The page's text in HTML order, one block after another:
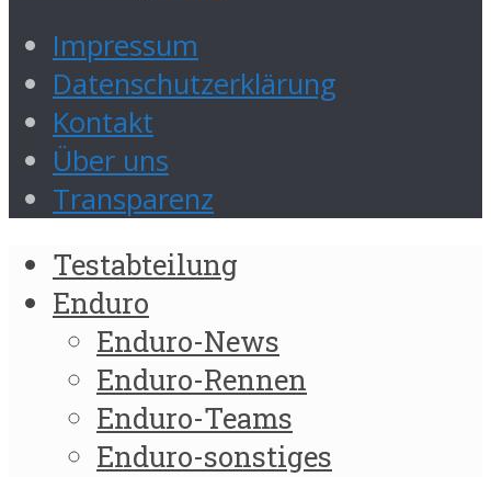
Impressum
Datenschutzerklärung
Kontakt
Über uns
Transparenz
Testabteilung
Enduro
Enduro-News
Enduro-Rennen
Enduro-Teams
Enduro-sonstiges